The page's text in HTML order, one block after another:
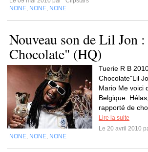
NONE NONE NONE
Nouveau son de Lil Jon
Chocolate" (HQ)
Tuerie R B
Chocolate"Lil
Mario Me voici
Belgique.
rapporté de
Lire la suite
Le 20 avril 2010
NONE NONE NONE